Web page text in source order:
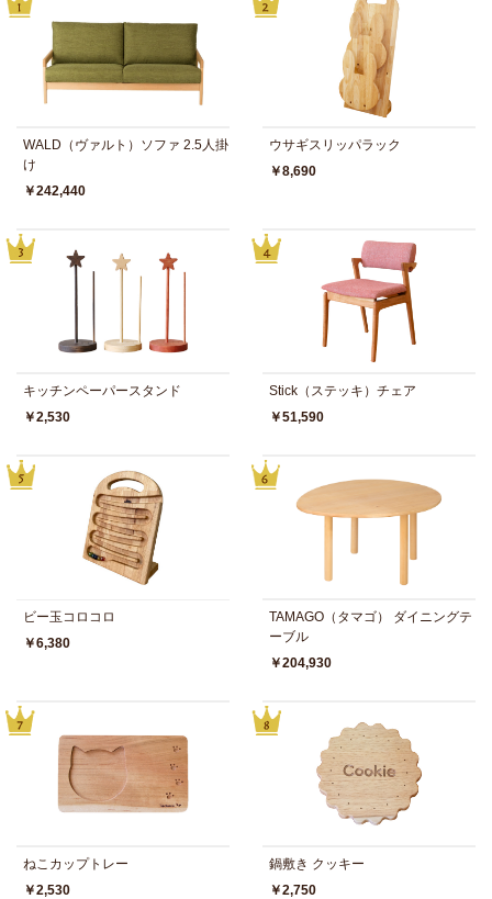
WALD（ヴァルト）ソファ 2.5人掛
け
￥242,440
ウサギスリッパラック
￥8,690
キッチンペーパースタンド
￥2,530
Stick（ステッキ）チェア
￥51,590
ビー玉コロコロ
￥6,380
TAMAGO（タマゴ） ダイニングテ
ーブル
￥204,930
ねこカップトレー
￥2,530
鍋敷き クッキー
￥2,750